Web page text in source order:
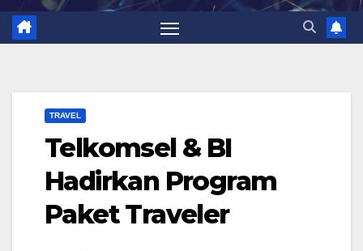
TRAVEL
Telkomsel & BI
Hadirkan Program
Paket Traveler